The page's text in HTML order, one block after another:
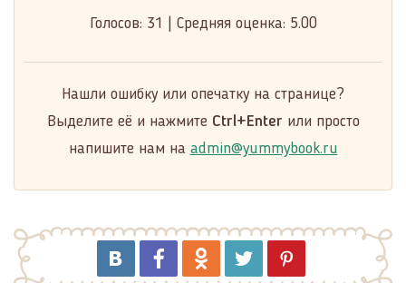
Голосов: 31 Средняя оценка: 5.00
Нашли ошибку или опечатку на странице?
Выделите её и нажмите Ctrl+Enter или просто
напишите нам на admin@yummybook.ru